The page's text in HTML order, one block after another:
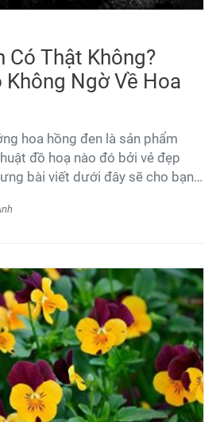
Có Thật Không?
Ngờ Về Hoa
hoa hồng đen là sản phẩm
đồ hoạ nào đó bởi vẻ đẹp
bài viết dưới đây sẽ cho bạn